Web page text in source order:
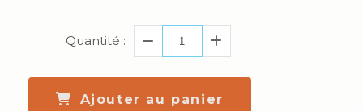
Quantité :
Ajouter au panier